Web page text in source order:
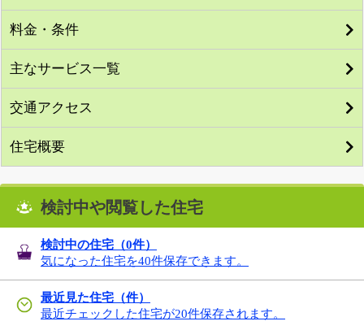
料金・条件
主なサービス一覧
交通アクセス
住宅概要
検討中や閲覧した住宅
検討中の住宅（0件）
気になった住宅を40件保存できます。
最近見た住宅（件）
最近チェックした住宅が20件保存されます。